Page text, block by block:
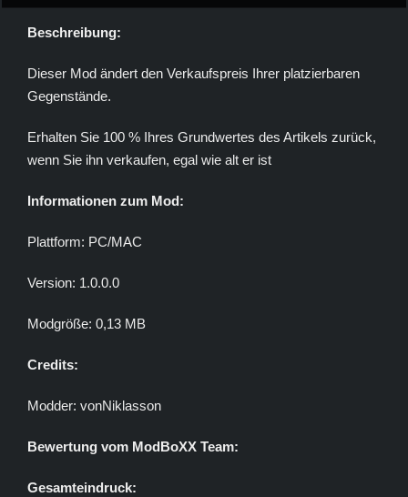
Beschreibung:
Dieser Mod ändert den Verkaufspreis Ihrer platzierbaren
Gegenstände.
Erhalten Sie 100 % Ihres Grundwertes des Artikels zurück,
wenn Sie ihn verkaufen, egal wie alt er ist
Informationen zum Mod:
Plattform: PC/MAC
Version: 1.0.0.0
Modgröße: 0,13 MB
Credits:
Modder: vonNiklasson
Bewertung vom ModBoXX Team:
Gesamteindruck: